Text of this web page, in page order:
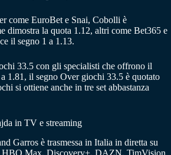
come EuroBet e Snai, Cobolli è
dimostra la quota 1.12, altri come Bet365 e
il segno 1 a 1.13.
33.5 con gli specialisti che offrono il
1.81, il segno Over giochi 33.5 è quotato
si ottiene anche in tre set abbastanza
in TV e streaming
Garros è trasmessa in Italia in diretta su
HBO Max, Discovery+, DAZN, TimVision